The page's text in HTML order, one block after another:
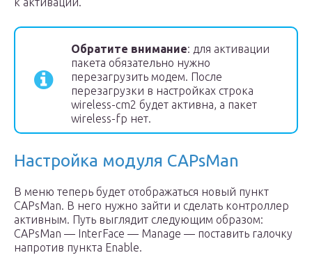
Обратите внимание: для активации
пакета обязательно нужно
перезагрузить модем. После
перезагрузки в настройках строка
wireless-cm2 будет активна, а пакет
wireless-fp нет.
Настройка модуля CAPsMan
В меню теперь будет отображаться новый пункт
CAPsMan. В него нужно зайти и сделать контроллер
активным. Путь выглядит следующим образом:
CAPsMan — InterFace — Manage — поставить галочку
напротив пункта Enable.